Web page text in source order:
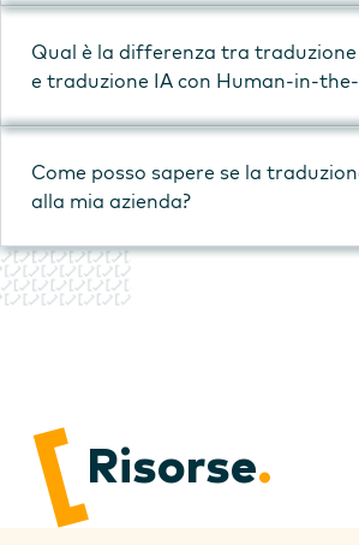
Qual è la differenza tra
e traduzione IA con Human-in-
Come posso sapere se la
alla mia azienda?
Risorse.